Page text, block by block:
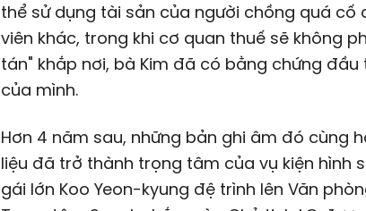
thể sử dụng tài sản của người chồng quá cố
viên khác, trong khi cơ quan thuế sẽ không
tán" khắp nơi, bà Kim đã có bằng chứng
của mình.
Hơn 4 năm sau, những bản ghi âm đó cùng
liệu đã trở thành trọng tâm của vụ kiện hình
gái lớn Koo Yeon-kyung đệ trình lên Văn